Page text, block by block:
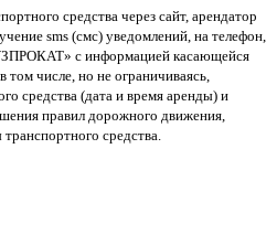
средства через сайт, арендатор
sms (смс) уведомлений, на телефон,
с информацией касающейся
том числе, но не ограничиваясь,
средства (дата и время аренды) и
правил дорожного движения,
средства.